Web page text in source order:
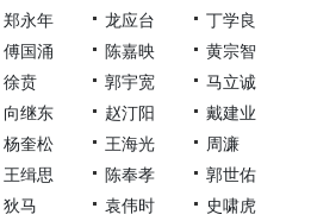
郑永年 龙应台
丁学良
傅国涌 陈嘉映
黄宗智
徐贲 郭宇宽
马立诚
向继东 赵汀阳
戴建业
杨奎松 王海光
周濂
王缉思 陈奉孝
郭世佑
狄马 袁伟时 史啸虎